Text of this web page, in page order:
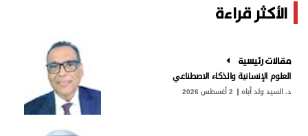
الأكثر قراءة
مقالات رئيسية
العلوم الإنسانية والذكاء الاصطناعي
د. السيد ولد أباه 2 أغسطس 2026